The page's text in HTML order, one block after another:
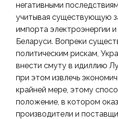
негативными
учитывая существующую
импорта электроэнергии
Беларуси. Вопреки
политическим рискам,
внести смуту в идиллию
при этом извлечь
крайней мере, этому
положение, в котором
производители и